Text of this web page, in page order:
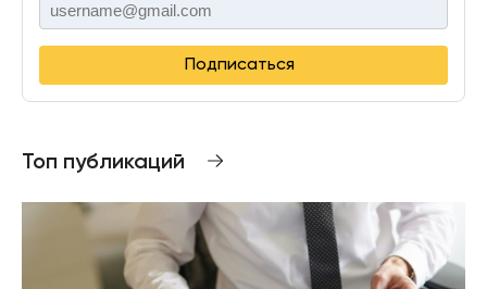
Подписаться
Топ публикаций